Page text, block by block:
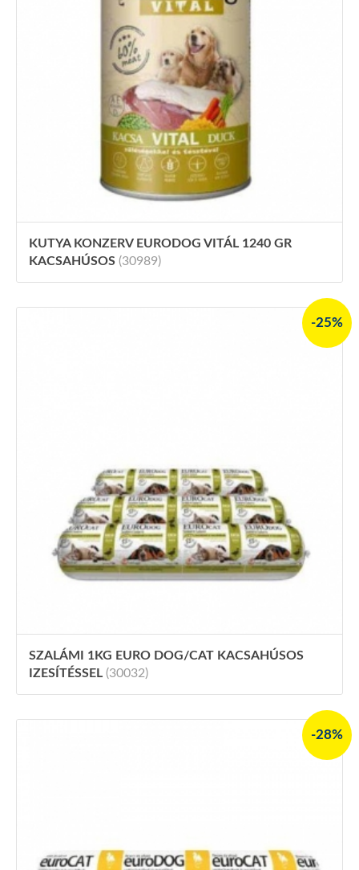
KUTYA KONZERV EURODOG VITÁL 1240 GR
KACSAHÚSOS (30989)
-25%
SZALÁMI 1KG EURO DOG/CAT KACSAHÚSOS
IZESÍTÉSSEL (30032)
-28%